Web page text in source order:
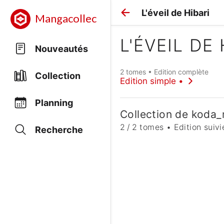
Mangacollec
Nouveautés
Collection
Planning
Recherche
L'éveil de Hibari
L'ÉVEIL DE
2 tomes • Edition complète
Edition simple •
Collection de
2 / 2 tomes • Edition